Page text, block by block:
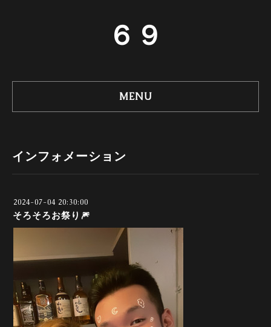
６９
MENU
インフォメーション
2024-07-04 20:30:00
そろそろお祭り🎆